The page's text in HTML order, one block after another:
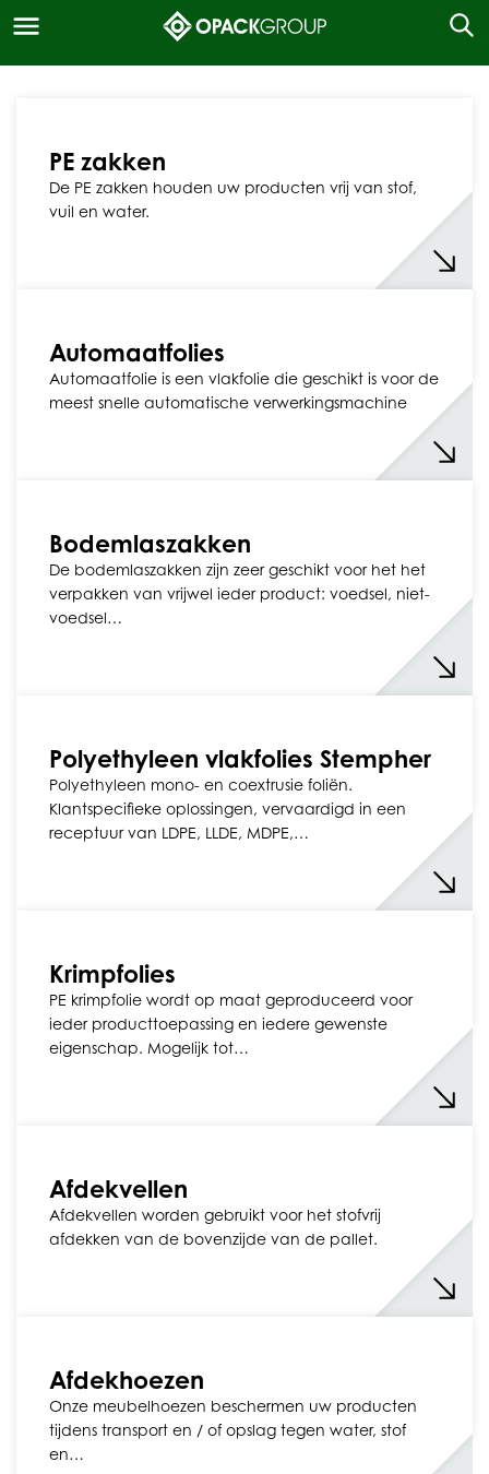
PE zakken
De PE zakken houden uw producten vrij van stof,
vuil en water.
Automaatfolies
Automaatfolie is een vlakfolie die geschikt is voor de
meest snelle automatische verwerkingsmachine
Bodemlaszakken
De bodemlaszakken zijn zeer geschikt voor het het
verpakken van vrijwel ieder product: voedsel, niet-
voedsel…
Polyethyleen vlakfolies Stempher
Polyethyleen mono- en coextrusie foliën.
Klantspecifieke oplossingen, vervaardigd in een
receptuur van LDPE, LLDE, MDPE,…
Krimpfolies
PE krimpfolie wordt op maat geproduceerd voor
ieder producttoepassing en iedere gewenste
eigenschap. Mogelijk tot…
Afdekvellen
Afdekvellen worden gebruikt voor het stofvrij
afdekken van de bovenzijde van de pallet.
Afdekhoezen
Onze meubelhoezen beschermen uw producten
tijdens transport en / of opslag tegen water, stof
en…